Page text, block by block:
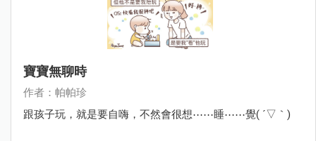
寶寶無聊時
作者：帕帕珍
跟孩子玩，就是要自嗨，不然會很想⋯⋯睡⋯⋯覺( ´▽｀)